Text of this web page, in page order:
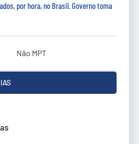
por hora, no Brasil. Governo toma